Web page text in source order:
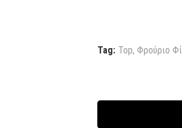
Tag: Top, Φρούριο